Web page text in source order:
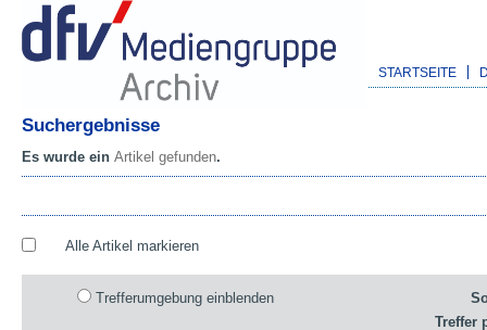
STARTSEITE
Suchergebnisse
Es wurde ein Artikel gefunden.
Alle Artikel markieren
Trefferumgebung einblenden
Treffer